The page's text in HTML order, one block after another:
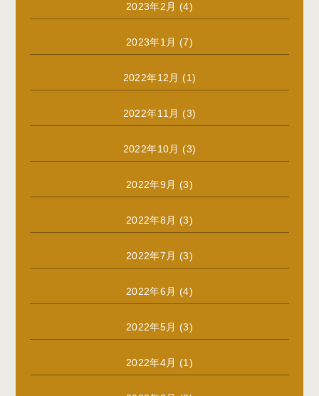
2023年2月 (4)
2023年1月 (7)
2022年12月 (1)
2022年11月 (3)
2022年10月 (3)
2022年9月 (3)
2022年8月 (3)
2022年7月 (3)
2022年6月 (4)
2022年5月 (3)
2022年4月 (1)